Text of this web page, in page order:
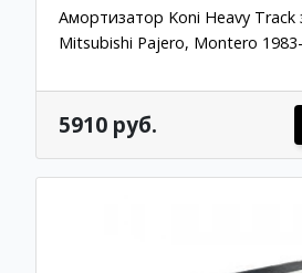
Амортизатор Koni Heavy Track
Mitsubishi Pajero, Montero
5910 руб.